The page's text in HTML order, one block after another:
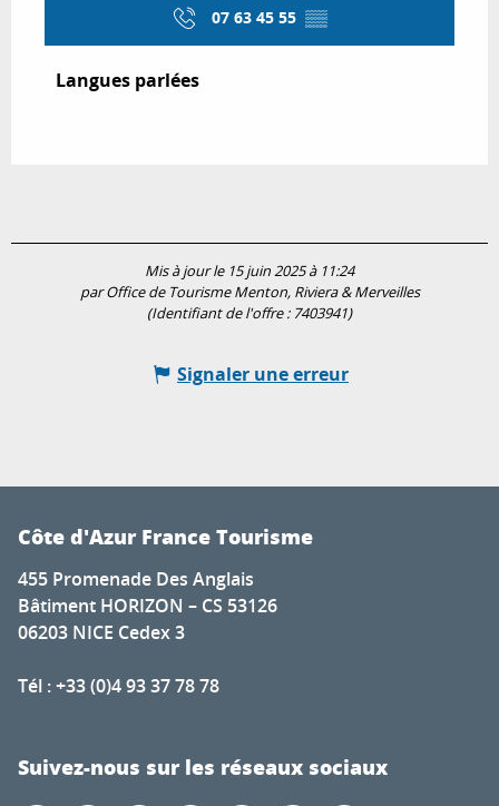
07 63 45 55 ▒▒
Langues parlées
Langues parlées
Mis à jour le 15 juin 2025 à 11:24
par Office de Tourisme Menton, Riviera & Merveilles
(Identifiant de l'offre : 7403941)
Signaler une erreur
Côte d'Azur France Tourisme
455 Promenade Des Anglais
Bâtiment HORIZON – CS 53126
06203 NICE Cedex 3
Tél : +33 (0)4 93 37 78 78
Suivez-nous sur les réseaux sociaux